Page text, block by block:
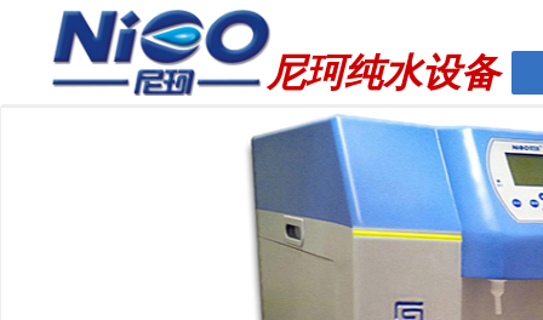
尼珂纯水设备